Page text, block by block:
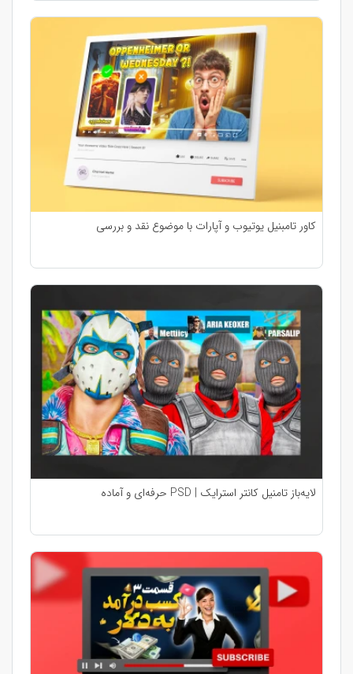
کاور تامبنیل یوتیوب و آپارات با موضوع نقد و بررسی
لایه‌باز تامنیل کانتر استرایک | PSD حرفه‌ای و آماده